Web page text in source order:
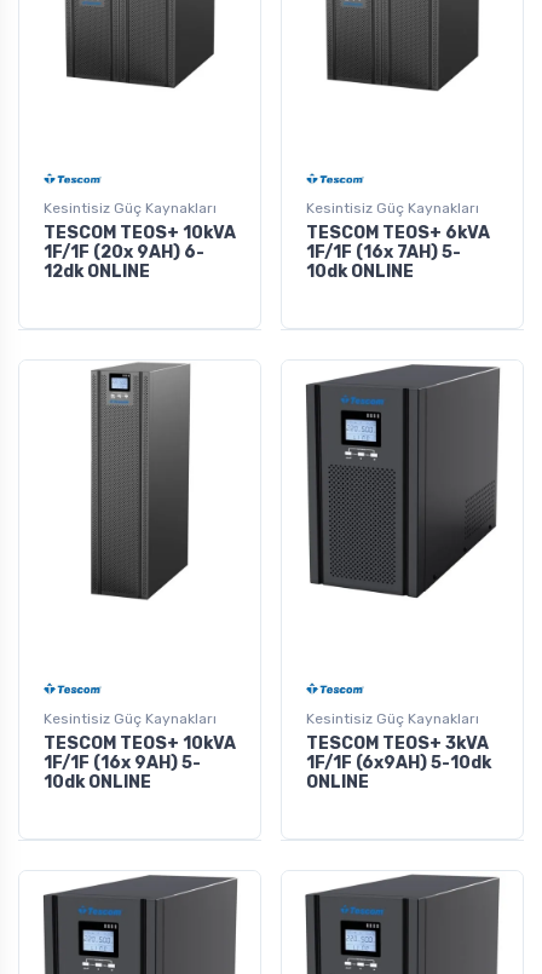
Kesintisiz Güç Kaynakları
TESCOM TEOS+ 10kVA
1F/1F (20x 9AH) 6-
12dk ONLINE
Kesintisiz Güç Kaynakları
TESCOM TEOS+ 6kVA
1F/1F (16x 7AH) 5-
10dk ONLINE
Kesintisiz Güç Kaynakları
TESCOM TEOS+ 10kVA
1F/1F (16x 9AH) 5-
10dk ONLINE
Kesintisiz Güç Kaynakları
TESCOM TEOS+ 3kVA
1F/1F (6x9AH) 5-10dk
ONLINE